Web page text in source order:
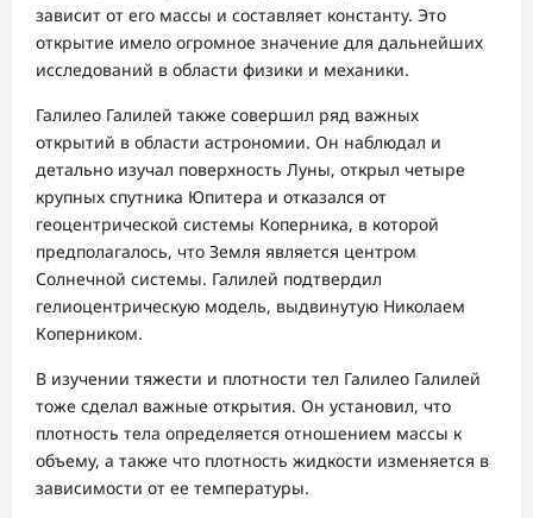
зависит от его массы и составляет константу. Это
открытие имело огромное значение для дальнейших
исследований в области физики и механики.
Галилео Галилей также совершил ряд важных
открытий в области астрономии. Он наблюдал и
детально изучал поверхность Луны, открыл четыре
крупных спутника Юпитера и отказался от
геоцентрической системы Коперника, в которой
предполагалось, что Земля является центром
Солнечной системы. Галилей подтвердил
гелиоцентрическую модель, выдвинутую Николаем
Коперником.
В изучении тяжести и плотности тел Галилео Галилей
тоже сделал важные открытия. Он установил, что
плотность тела определяется отношением массы к
объему, а также что плотность жидкости изменяется в
зависимости от ее температуры.